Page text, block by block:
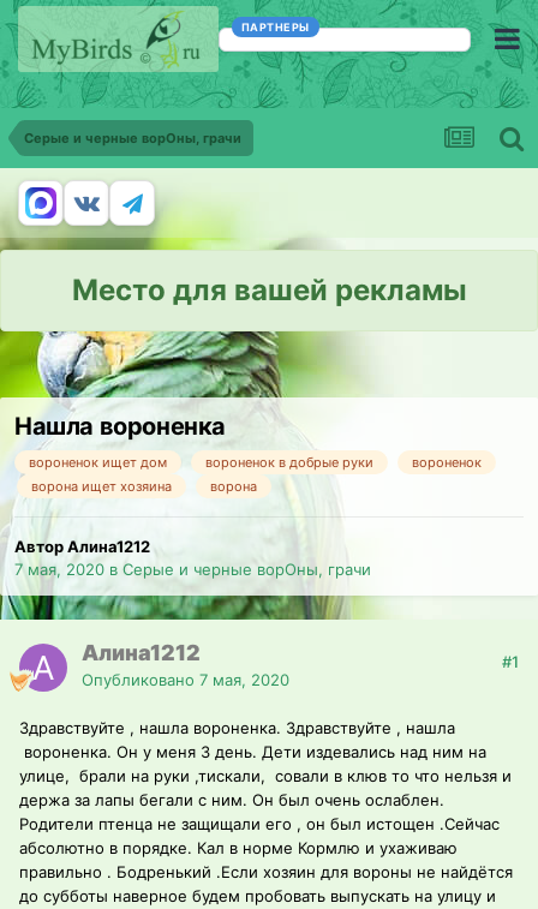
ПАРТНЕРЫ
Серые и черные ворОны, грачи
Место для вашей рекламы
Нашла вороненка
вороненок ищет дом вороненок в добрые руки
вороненок
ворона ищет хозяина
ворона
Автор Алина1212
7 мая, 2020 в Серые и черные ворОны, грачи
Алина1212
Опубликовано 7 мая, 2020
#1
Здравствуйте , нашла вороненка. Здравствуйте , нашла
вороненка. Он у меня 3 день. Дети издевались над ним на
улице, брали на руки ,тискали, совали в клюв то что нельзя и
держа за лапы бегали с ним. Он был очень ослаблен.
Родители птенца не защищали его , он был истощен .Сейчас
абсолютно в порядке. Кал в норме Кормлю и ухаживаю
правильно . Бодренький .Если хозяин для вороны не найдётся
до субботы наверное будем пробовать выпускать на улицу и